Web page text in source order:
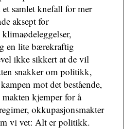
samlet knefall for mer
aksept for
en lite bærekraftig
ikke sikkert at de vil
snakker om politikk,
mot det bestående,
kjemper for å
okkupasjonsmakter
vi vet: Alt er politikk.